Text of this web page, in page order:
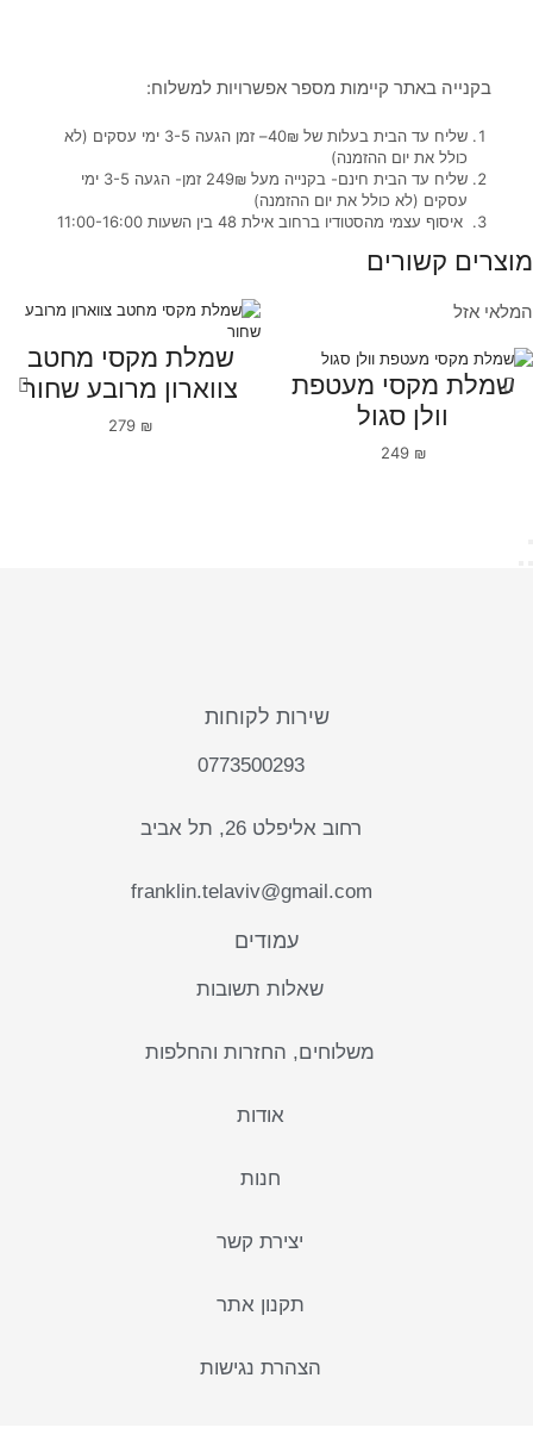
בקנייה באתר קיימות מספר אפשרויות למשלוח:
שליח עד הבית בעלות של 40₪– זמן הגעה 3-5 ימי עסקים (לא
כולל את יום ההזמנה)
שליח עד הבית חינם- בקנייה מעל 249₪ זמן- הגעה 3-5 ימי
עסקים (לא כולל את יום ההזמנה)
איסוף עצמי מהסטודיו ברחוב אילת 48 בין השעות 11:00-16:00
מוצרים קשורים
המלאי אזל
שמלת מקסי מעטפת
וולן סגול
249 ₪
שמלת מקסי מחטב
צווארון מרובע שחור
279 ₪
שירות לקוחות
0773500293
רחוב אליפלט 26, תל אביב
franklin.telaviv@gmail.com
עמודים
שאלות תשובות
משלוחים, החזרות והחלפות
אודות
חנות
יצירת קשר
תקנון אתר
הצהרת נגישות